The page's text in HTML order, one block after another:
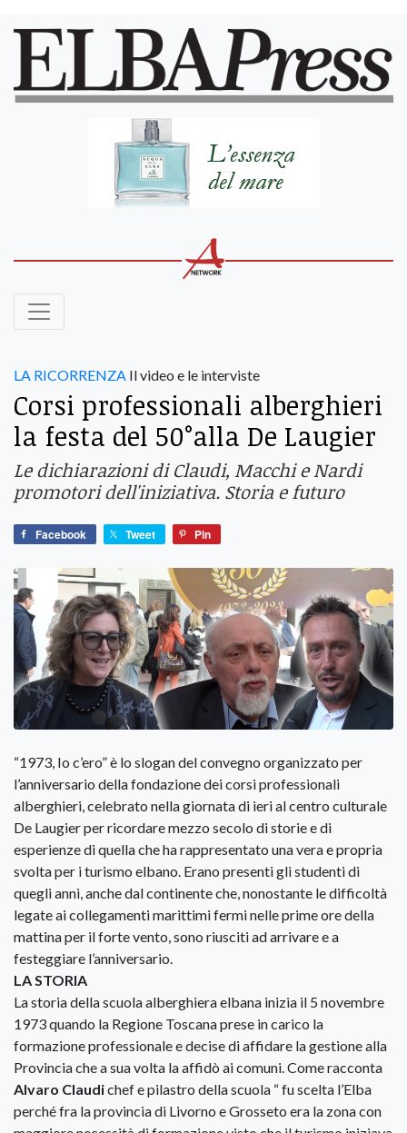
LA RICORRENZA Il video e le interviste
Corsi professionali alberghieri
la festa del 50°alla De Laugier
Le dichiarazioni di Claudi, Macchi e Nardi
promotori dell'iniziativa. Storia e futuro
Facebook Tweet Pin
“1973, Io c’ero” è lo slogan del convegno organizzato per
l’anniversario della fondazione dei corsi professionali
alberghieri, celebrato nella giornata di ieri al centro culturale
De Laugier per ricordare mezzo secolo di storie e di
esperienze di quella che ha rappresentato una vera e propria
svolta per i turismo elbano. Erano presenti gli studenti di
quegli anni, anche dal continente che, nonostante le difficoltà
legate ai collegamenti marittimi fermi nelle prime ore della
mattina per il forte vento, sono riusciti ad arrivare e a
festeggiare l’anniversario.
LA STORIA
La storia della scuola alberghiera elbana inizia il 5 novembre
1973 quando la Regione Toscana prese in carico la
formazione professionale e decise di affidare la gestione alla
Provincia che a sua volta la affidò ai comuni. Come racconta
Alvaro Claudichef e pilastro della scuola “ fu scelta l’Elba
perché fra la provincia di Livorno e Grosseto era la zona con